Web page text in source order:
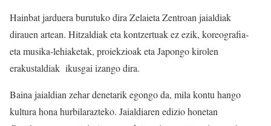
Hainbat jarduera burutuko dira Zelaieta Zentroan jaialdiak
dirauen artean. Hitzaldiak eta kontzertuak ez ezik, koreografia-
eta musika-lehiaketak, proiekzioak eta Japongo kirolen
erakustaldiak ikusgai izango dira.
Baina jaialdian zehar denetarik egongo da, mila kontu hango
kultura hona hurbilarazteko. Jaialdiaren edizio honetan